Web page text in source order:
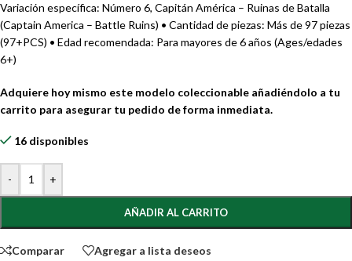
Variación específica: Número 6, Capitán América – Ruinas de Batalla
(Captain America – Battle Ruins) • Cantidad de piezas: Más de 97 piezas
(97+PCS) • Edad recomendada: Para mayores de 6 años (Ages/edades
6+)
Adquiere hoy mismo este modelo coleccionable añadiéndolo a tu
carrito para asegurar tu pedido de forma inmediata.
16 disponibles
- +
AÑADIR AL CARRITO
Comparar Agregar a lista deseos